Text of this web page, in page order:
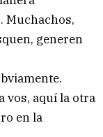
Muchachos,
generen
vos, aquí la otra
en la